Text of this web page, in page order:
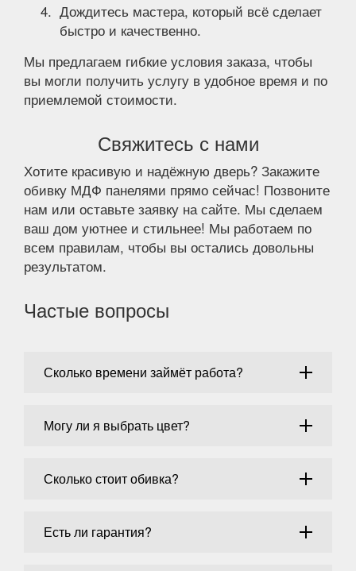
Дождитесь мастера, который всё сделает
быстро и качественно.
Мы предлагаем гибкие условия заказа, чтобы
вы могли получить услугу в удобное время и по
приемлемой стоимости.
Свяжитесь с нами
Хотите красивую и надёжную дверь? Закажите
обивку МДФ панелями прямо сейчас! Позвоните
нам или оставьте заявку на сайте. Мы сделаем
ваш дом уютнее и стильнее! Мы работаем по
всем правилам, чтобы вы остались довольны
результатом.
Частые вопросы
Сколько времени займёт работа?
Могу ли я выбрать цвет?
Сколько стоит обивка?
Есть ли гарантия?